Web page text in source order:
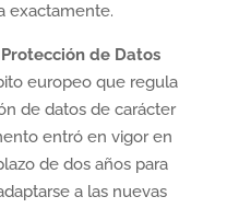
exactamente.
de Datos
europeo que regula
de datos de carácter
entró en vigor en
de dos años para
a las nuevas